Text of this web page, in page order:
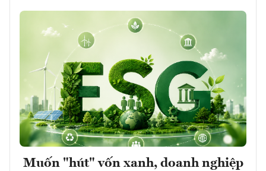
Muốn "hút" vốn xanh, doanh nghiệp